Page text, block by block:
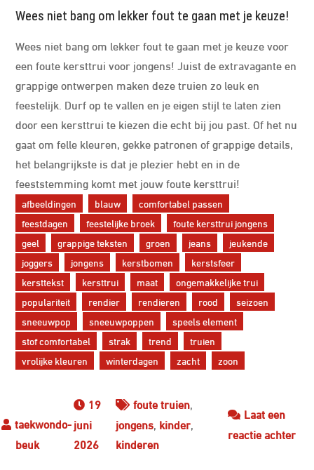
Wees niet bang om lekker fout te gaan met je keuze!
Wees niet bang om lekker fout te gaan met je keuze voor
een foute kersttrui voor jongens! Juist de extravagante en
grappige ontwerpen maken deze truien zo leuk en
feestelijk. Durf op te vallen en je eigen stijl te laten zien
door een kersttrui te kiezen die echt bij jou past. Of het nu
gaat om felle kleuren, gekke patronen of grappige details,
het belangrijkste is dat je plezier hebt en in de
feeststemming komt met jouw foute kersttrui!
afbeeldingen blauw
comfortabel passen
feestdagen
feestelijke broek
foute kersttrui jongens
geel
grappige teksten groen jeans
jeukende
joggers
jongens kerstbomen
kerstsfeer
kersttekst
kersttrui maat
ongemakkelijke trui
populariteit
rendier rendieren rood
seizoen
sneeuwpop
sneeuwpoppen
speels element
stof comfortabel
strak trend
truien
vrolijke kleuren
winterdagen zacht zoon
19
juni
2026
foute truien,
jongens, kinder,
kinderen
Laat een
reactie achterop